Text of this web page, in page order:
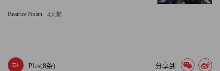
Beatrice Nolan 4天前
Plus(8条) 分享到